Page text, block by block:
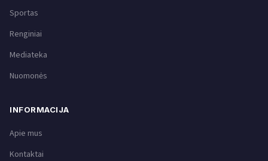
Sportas
Renginiai
Mediateka
Nuomonės
INFORMACIJA
Apie mus
Kontaktai